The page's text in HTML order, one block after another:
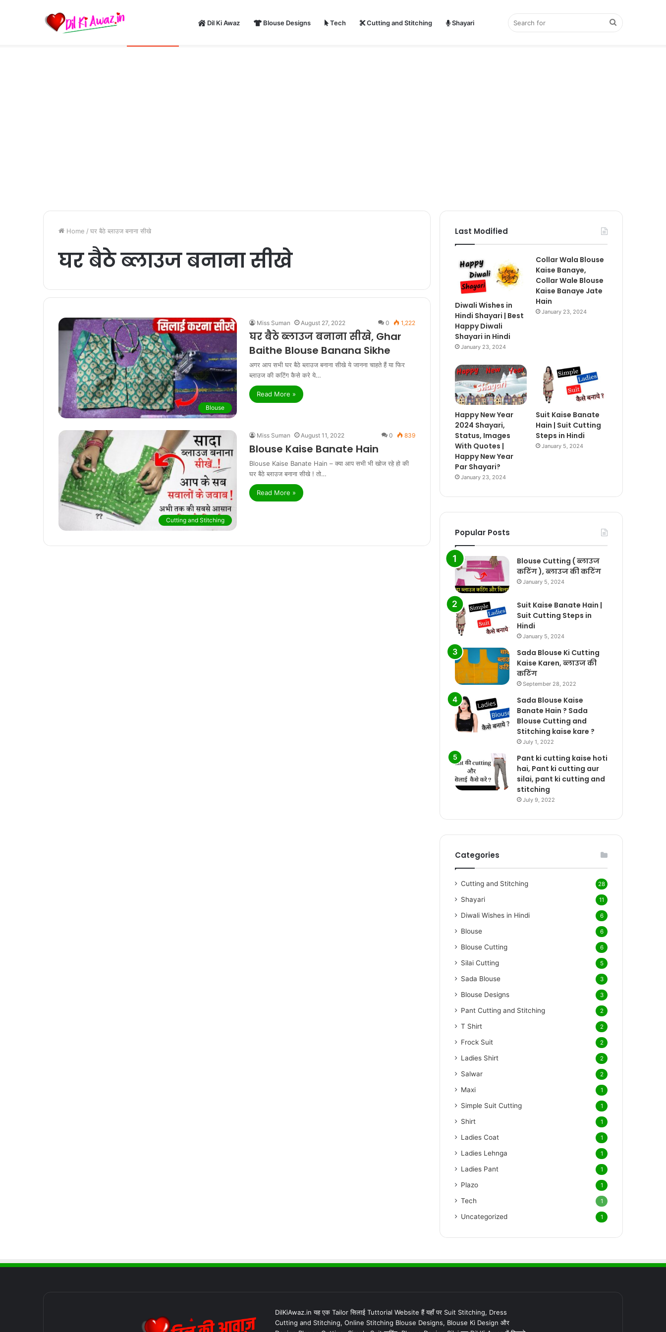
Dil Ki Awaz Blouse Designs Tech Cutting and Stitching Shayari Search
Home / घर बैठे ब्लाउज बनाना सीखे
घर बैठे ब्लाउज बनाना सीखे
Blouse
Miss Suman August 27, 2022 0 1,222
घर बैठे ब्लाउज बनाना सीखे, Ghar
Baithe Blouse Banana Sikhe
अगर आप सभी घर बैठे ब्लाउज बनाना सीखे ये जानना चाहते हैं या फिर
ब्लाउज की कटिंग कैसे करे ये…
Read More »
Cutting and Stitching
Miss Suman August 11, 2022 0 839
Blouse Kaise Banate Hain
Blouse Kaise Banate Hain – क्या आप सभी भी खोज रहे हो की
घर बैठे ब्लाउज बनाना सीखे ! तो…
Read More »
Last Modified
Diwali Wishes in
Hindi Shayari | Best
Happy Diwali
Shayari in Hindi
January 23, 2024
Collar Wala Blouse
Kaise Banaye,
Collar Wale Blouse
Kaise Banaye Jate
Hain
January 23, 2024
Happy New Year
2024 Shayari,
Status, Images
With Quotes |
Happy New Year
Par Shayari?
January 23, 2024
Suit Kaise Banate
Hain | Suit Cutting
Steps in Hindi
January 5, 2024
Popular Posts
Blouse Cutting ( ब्लाउज
कटिंग ), ब्लाउज की कटिंग
January 5, 2024
Suit Kaise Banate Hain |
Suit Cutting Steps in
Hindi
January 5, 2024
Sada Blouse Ki Cutting
Kaise Karen, ब्लाउज की
कटिंग
September 28, 2022
Sada Blouse Kaise
Banate Hain ? Sada
Blouse Cutting and
Stitching kaise kare ?
July 1, 2022
Pant ki cutting kaise hoti
hai, Pant ki cutting aur
silai, pant ki cutting and
stitching
July 9, 2022
Categories
Cutting and Stitching 28
Shayari 11
Diwali Wishes in Hindi 6
Blouse 6
Blouse Cutting 6
Silai Cutting 5
Sada Blouse 3
Blouse Designs 3
Pant Cutting and Stitching 2
T Shirt 2
Frock Suit 2
Ladies Shirt 2
Salwar 2
Maxi 1
Simple Suit Cutting 1
Shirt 1
Ladies Coat 1
Ladies Lehnga 1
Ladies Pant 1
Plazo 1
Tech 1
Uncategorized 1
DilKiAwaz.in यह एक Tailor सिलाई Tuttorial Website हैं यहाँ पर Suit Stitching, Dress
Cutting and Stitching, Online Stitching Blouse Designs, Blouse Ki Design और